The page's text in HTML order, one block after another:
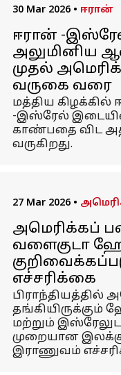
30 Mar 2026 • ஈரான்
ஈரான் -
அலுமினிய
முதல்
வருகை வரை
மத்திய கிழக்கில்
-இஸ்ரேல்
காண்பதை விட
வருகிறது.
27 Mar 2026 •
அமெரிக்கப்
வளைகுடா
எச்சரிக்கை
பிராந்தியத்தில்
மற்றும்
முறையான
இராணுவம்